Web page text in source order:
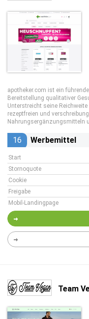
apotheker.com ist ein
Bereitstellung qualitativer
Unterstreicht seine
rezeptfreien und
Nahrungsergänzungsmitteln
16 Werbemittel
Start
Stornoquote
Cookie
Freigabe
Mobil-Landingpage
Team